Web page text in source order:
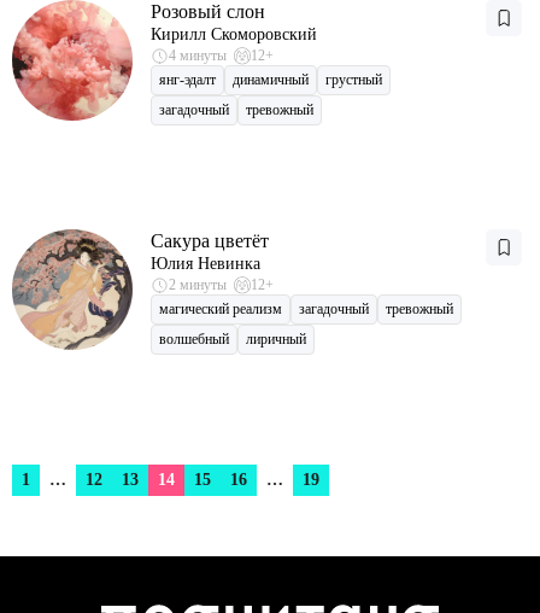
Розовый слон
Кирилл Скоморовский
4 минуты
12+
янг-эдалт
динамичный
грустный
загадочный
тревожный
Сакура цветёт
Юлия Невинка
2 минуты
12+
магический реализм
загадочный
тревожный
волшебный
лиричный
1 … 12 13 14 15 16 … 19